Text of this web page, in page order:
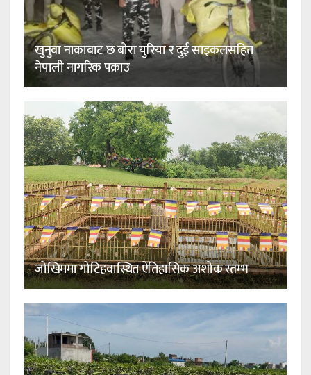
खुनुवा नाकाबाट छ बोरा युरिया र दुई साइकलसहित
नेपाली नागरिक पक्राउ
जोखिममा गोटिहवास्थित ऐतिहासिक अशोक स्तम्भ